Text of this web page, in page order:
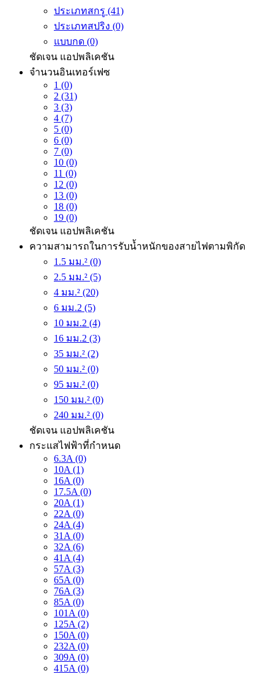
ประเภทสกรู (41)
ประเภทสปริง (0)
แบบกด (0)
ชัดเจน แอปพลิเคชัน
จำนวนอินเทอร์เฟซ
1 (0)
2 (31)
3 (3)
4 (7)
5 (0)
6 (0)
7 (0)
10 (0)
11 (0)
12 (0)
13 (0)
18 (0)
19 (0)
ชัดเจน แอปพลิเคชัน
ความสามารถในการรับน้ำหนักของสายไฟตามพิกัด
1.5 มม.² (0)
2.5 มม.² (5)
4 มม.² (20)
6 มม.2 (5)
10 มม.2 (4)
16 มม.2 (3)
35 มม.² (2)
50 มม.² (0)
95 มม.² (0)
150 มม.² (0)
240 มม.² (0)
ชัดเจน แอปพลิเคชัน
กระแสไฟฟ้าที่กำหนด
6.3A (0)
10A (1)
16A (0)
17.5A (0)
20A (1)
22A (0)
24A (4)
31A (0)
32A (6)
41A (4)
57A (3)
65A (0)
76A (3)
85A (0)
101A (0)
125A (2)
150A (0)
232A (0)
309A (0)
415A (0)